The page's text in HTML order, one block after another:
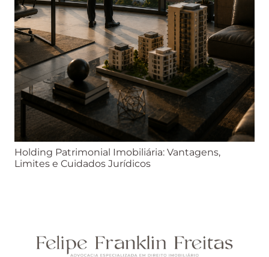
Holding Patrimonial Imobiliária: Vantagens,
Limites e Cuidados Jurídicos